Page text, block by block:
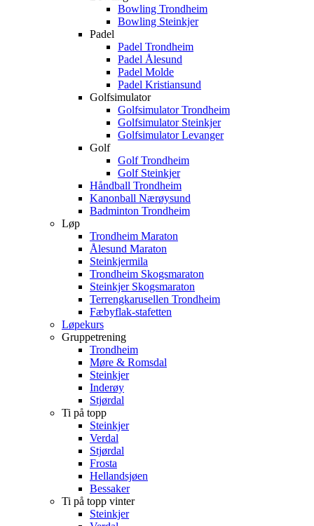
Bowling Trondheim
Bowling Steinkjer
Padel
Padel Trondheim
Padel Ålesund
Padel Molde
Padel Kristiansund
Golfsimulator
Golfsimulator Trondheim
Golfsimulator Steinkjer
Golfsimulator Levanger
Golf
Golf Trondheim
Golf Steinkjer
Håndball Trondheim
Kanonball Nærøysund
Badminton Trondheim
Løp
Trondheim Maraton
Ålesund Maraton
Steinkjermila
Trondheim Skogsmaraton
Steinkjer Skogsmaraton
Terrengkarusellen Trondheim
Fæbyflak-stafetten
Løpekurs
Gruppetrening
Trondheim
Møre & Romsdal
Steinkjer
Inderøy
Stjørdal
Ti på topp
Steinkjer
Verdal
Stjørdal
Frosta
Hellandsjøen
Bessaker
Ti på topp vinter
Steinkjer